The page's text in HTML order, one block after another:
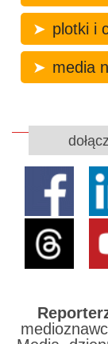
plotki i
media